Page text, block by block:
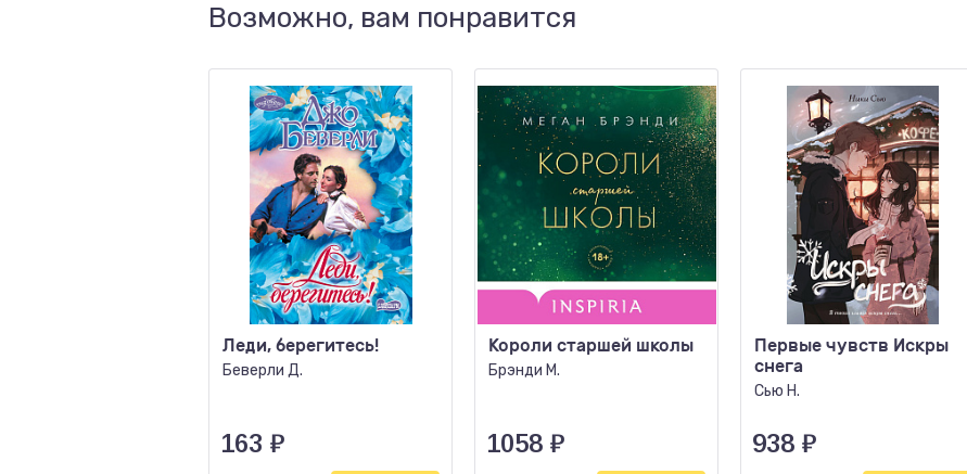
Возможно, вам понравится
Леди, берегитесь!
Беверли Д.
163 ₽
Короли старшей школы
Брэнди М.
1058 ₽
Первые чувств Искры
снега
Сью Н.
938 ₽